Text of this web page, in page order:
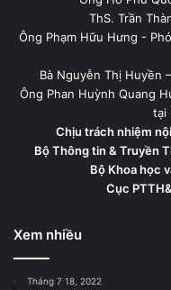
ThS. Trần
Ông Phạm Hữu Hưng -
Bà Nguyễn Thị Huyền
Ông Phan Huỳnh Quang
tại
Chịu trách nhiệm
Bộ Thông tin & Truyền
Bộ Khoa học
Cục
Xem nhiều
Tháng 7 18, 2022